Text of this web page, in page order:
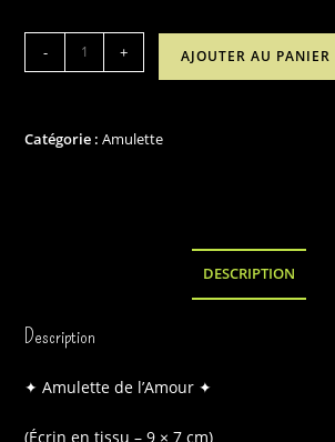
quantité
de
- + AJOUTER AU PANIER
Catégorie :Amulette
DESCRIPTION
Description
✦ Amulette de l’Amour ✦
(Écrin en tissu – 9 × 7 cm)